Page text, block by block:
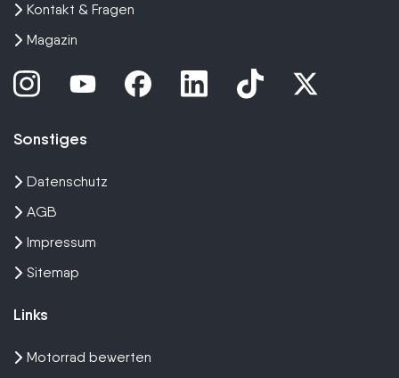
Kontakt & Fragen
Magazin
Sonstiges
Datenschutz
AGB
Impressum
Sitemap
Links
Motorrad bewerten